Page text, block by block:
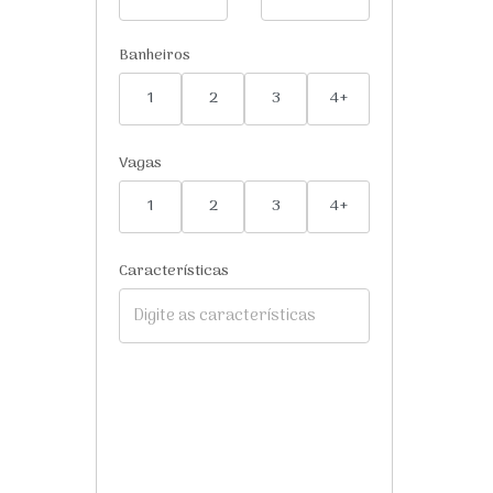
Banheiros
1
2 3 4+
Vagas
1
2 3 4+
Características